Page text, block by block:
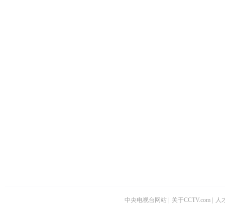
中央电视台网站 关于CCTV.com 人